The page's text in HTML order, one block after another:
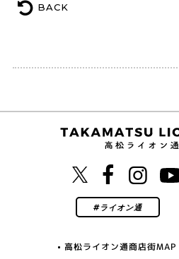
BACK
高松ライオン通商店街MAP